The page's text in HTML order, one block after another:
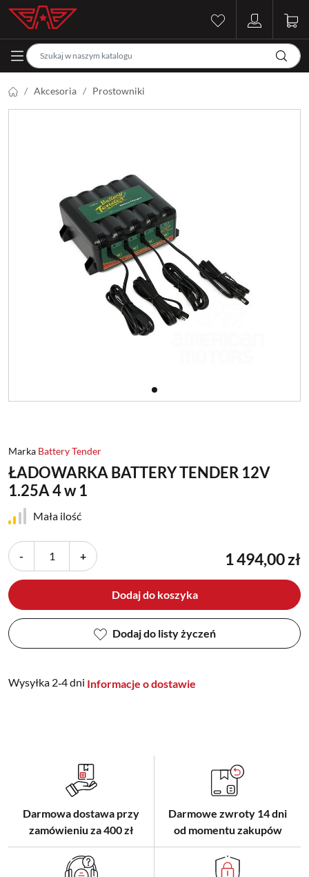
Akcesoria Prostowniki
Marka Battery Tender
ŁADOWARKA BATTERY TENDER 12V
1.25A 4 w 1
Mała ilość
- + 1 494,00 zł
Dodaj do koszyka
Dodaj do listy życzeń
Wysyłka 2‑4 dni Informacje o dostawie
Darmowa dostawa przy
zamówieniu za 400 zł
Darmowe zwroty 14 dni
od momentu zakupów